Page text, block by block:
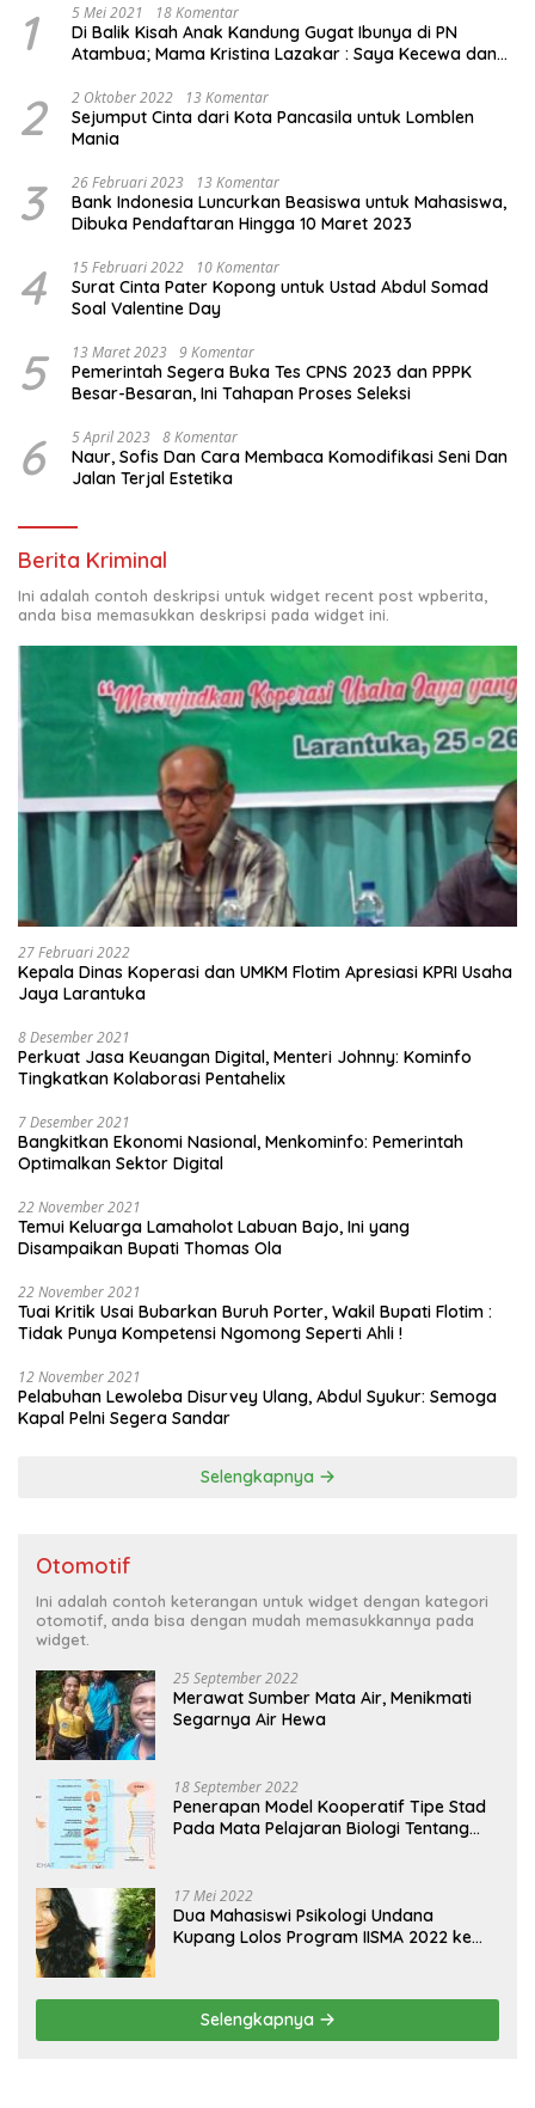
1 5 Mei 2021 18 Komentar
Di Balik Kisah Anak Kandung Gugat Ibunya di PN
Atambua; Mama Kristina Lazakar : Saya Kecewa dan
2 2 Oktober 2022 13 Komentar
Sejumput Cinta dari Kota Pancasila untuk Lomblen
Mania
3 26 Februari 2023 13 Komentar
Bank Indonesia Luncurkan Beasiswa untuk Mahasiswa,
Dibuka Pendaftaran Hingga 10 Maret 2023
4 15 Februari 2022 10 Komentar
Surat Cinta Pater Kopong untuk Ustad Abdul Somad
Soal Valentine Day
5 13 Maret 2023 9 Komentar
Pemerintah Segera Buka Tes CPNS 2023 dan PPPK
Besar-Besaran, Ini Tahapan Proses Seleksi
6 5 April 2023 8 Komentar
Naur, Sofis Dan Cara Membaca Komodifikasi Seni Dan
Jalan Terjal Estetika
Berita Kriminal
Ini adalah contoh deskripsi untuk widget recent post wpberita,
anda bisa memasukkan deskripsi pada widget ini.
27 Februari 2022
Kepala Dinas Koperasi dan UMKM Flotim Apresiasi KPRI Usaha
Jaya Larantuka
8 Desember 2021
Perkuat Jasa Keuangan Digital, Menteri Johnny: Kominfo
Tingkatkan Kolaborasi Pentahelix
7 Desember 2021
Bangkitkan Ekonomi Nasional, Menkominfo: Pemerintah
Optimalkan Sektor Digital
22 November 2021
Temui Keluarga Lamaholot Labuan Bajo, Ini yang
Disampaikan Bupati Thomas Ola
22 November 2021
Tuai Kritik Usai Bubarkan Buruh Porter, Wakil Bupati Flotim :
Tidak Punya Kompetensi Ngomong Seperti Ahli !
12 November 2021
Pelabuhan Lewoleba Disurvey Ulang, Abdul Syukur: Semoga
Kapal Pelni Segera Sandar
Selengkapnya
Otomotif
Ini adalah contoh keterangan untuk widget dengan kategori
otomotif, anda bisa dengan mudah memasukkannya pada
widget.
25 September 2022
Merawat Sumber Mata Air, Menikmati
Segarnya Air Hewa
18 September 2022
Penerapan Model Kooperatif Tipe Stad
Pada Mata Pelajaran Biologi Tentang
17 Mei 2022
Dua Mahasiswi Psikologi Undana
Kupang Lolos Program IISMA 2022 ke
Selengkapnya